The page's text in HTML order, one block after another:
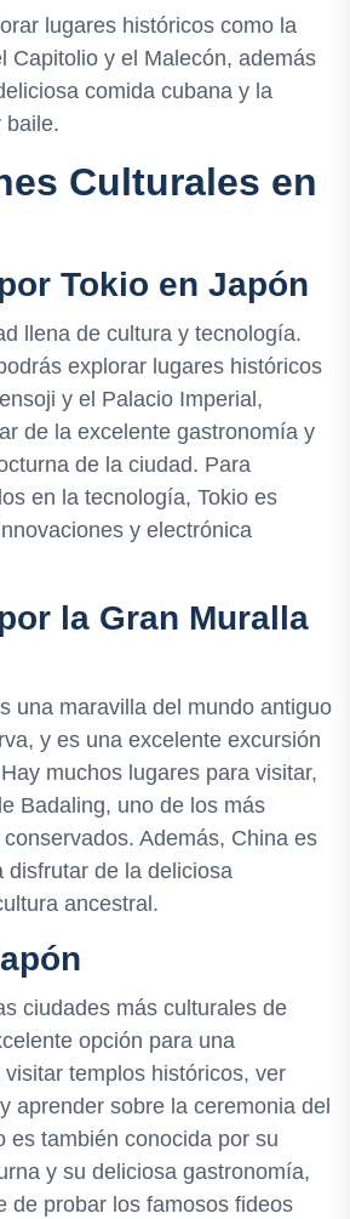
lugares históricos como la
Capitolio y el Malecón, además
comida cubana y la
baile.
Culturales en
Tokio en Japón
llena de cultura y tecnología.
explorar lugares históricos
y el Palacio Imperial,
de la excelente gastronomía y
de la ciudad. Para
​​en la tecnología, Tokio es
y electrónica
la Gran Muralla
una maravilla del mundo antiguo
y es una excelente excursión
muchos lugares para visitar,
Badaling, uno de los más
Además, China es
disfrutar de la deliciosa
ancestral.
ciudades más culturales de
opción para una
templos históricos, ver
aprender sobre la ceremonia del
es también conocida por su
y su deliciosa gastronomía,
de probar los famosos fideos